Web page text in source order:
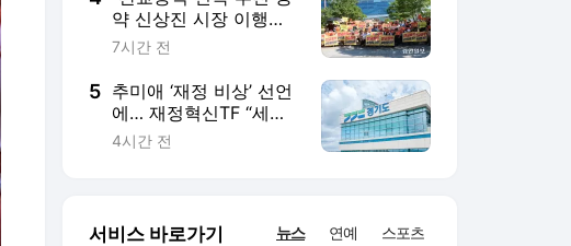
약 신상진 시장 이행하
라”…주민들 2주째 출근
7시간 전
5 추미애 ‘재정 비상’ 선언
에… 재정혁신TF “세출
조정·재정제도 개편 병
4시간 전
서비스 바로가기 뉴스 연예 스포츠